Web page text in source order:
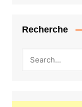
Recherche